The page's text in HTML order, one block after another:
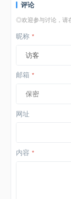
评论
◎欢迎参与讨论，请
昵称 *
邮箱 *
网址
内容 *